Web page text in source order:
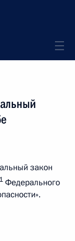
закон
1 Федерального